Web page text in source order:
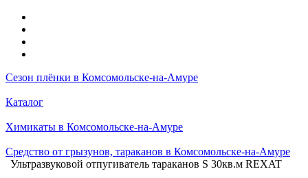
Сезон плёнки в Комсомольске-на-Амуре
Каталог
Химикаты в Комсомольске-на-Амуре
Средство от грызунов, тараканов в Комсомольске-на-Амуре
Ультразвуковой отпугиватель тараканов S 30кв.м REXAT